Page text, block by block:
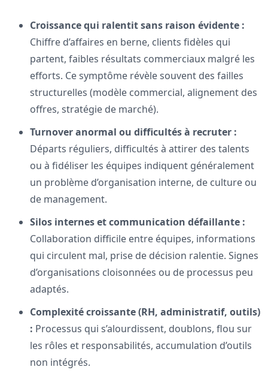
Croissance qui ralentit sans raison évidente :
Chiffre d’affaires en berne, clients fidèles qui
partent, faibles résultats commerciaux malgré les
efforts. Ce symptôme révèle souvent des failles
structurelles (modèle commercial, alignement des
offres, stratégie de marché).
Turnover anormal ou difficultés à recruter :
Départs réguliers, difficultés à attirer des talents
ou à fidéliser les équipes indiquent généralement
un problème d’organisation interne, de culture ou
de management.
Silos internes et communication défaillante :
Collaboration difficile entre équipes, informations
qui circulent mal, prise de décision ralentie. Signes
d’organisations cloisonnées ou de processus peu
adaptés.
Complexité croissante (RH, administratif, outils)
: Processus qui s’alourdissent, doublons, flou sur
les rôles et responsabilités, accumulation d’outils
non intégrés.